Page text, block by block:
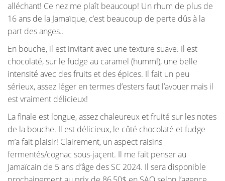
alléchant! Ce nez me plaît beaucoup! Un rhum de plus de
16 ans de la Jamaïque, c’est beaucoup de perte dûs à la
part des anges..
En bouche, il est invitant avec une texture suave. Il est
chocolaté, sur le fudge au caramel (humm!), une belle
intensité avec des fruits et des épices. Il fait un peu
sérieux, assez léger en termes d’esters faut l’avouer mais il
est vraiment délicieux!
La finale est longue, assez chaleureux et fruité sur les notes
de la bouche. Il est délicieux, le côté chocolaté et fudge
m’a fait plaisir! Clairement, un aspect raisins
fermentés/cognac sous-jaçent. Il me fait penser au
Jamaïcain de 5 ans d’âge des SC 2024. Il sera disponible